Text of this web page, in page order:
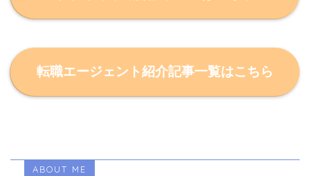
転職エージェント紹介記事一覧はこちら
ABOUT ME